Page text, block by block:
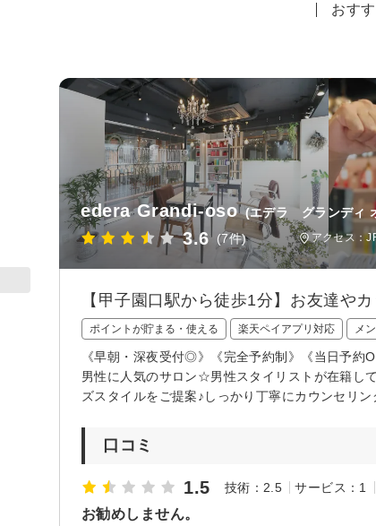
おす
edera Grandi-oso (エデラ グランディ
3.6 (7件) アクセス：
【甲子園口駅から徒歩1分】お友達や
ポイントが貯まる・使える 楽天ペイアプリ対応 メ
《早朝・深夜受付◎》《完全予約制》《当日予約
男性に人気のサロン☆男性スタイリストが在籍し
ズスタイルをご提案♪しっかり丁寧にカウンセリン
口コミ
1.5 技術：2.5 サービス：1
お勧めしません。